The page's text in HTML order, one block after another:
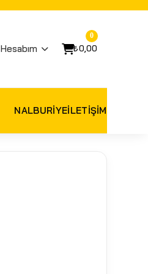
Hesabım
0
₺0,00
NALBURIYEİLETİŞİM